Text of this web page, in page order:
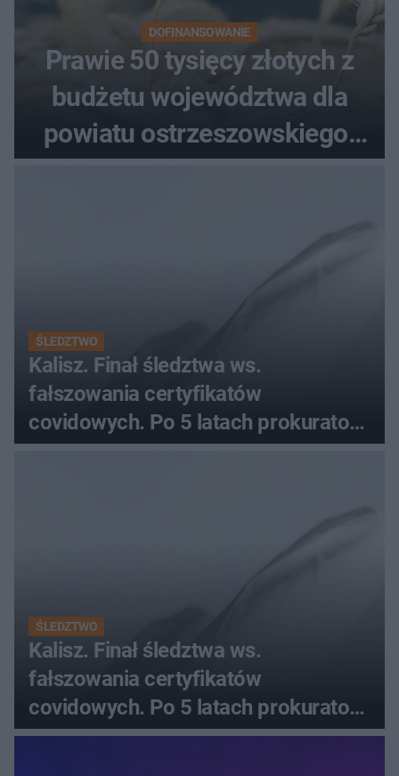
DOFINANSOWANIE
Prawie 50 tysięcy złotych z
budżetu województwa dla
powiatu ostrzeszowskiego.
ŚLEDZTWO
Kalisz. Finał śledztwa ws.
fałszowania certyfikatów
covidowych. Po 5 latach prokurator
zamyka sprawę
ŚLEDZTWO
Kalisz. Finał śledztwa ws.
fałszowania certyfikatów
covidowych. Po 5 latach prokurator
zamyka sprawę